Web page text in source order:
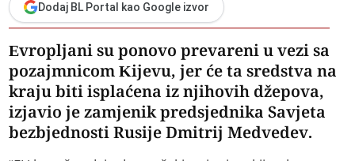
Dodaj BL Portal kao Google izvor
Evropljani su ponovo prevareni u vezi sa
pozajmnicom Kijevu, jer će ta sredstva na
kraju biti isplaćena iz njihovih džepova,
izjavio je zamjenik predsjednika Savjeta
bezbjednosti Rusije Dmitrij Medvedev.